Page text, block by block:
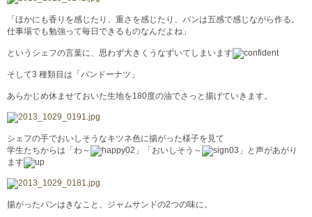
「ほかにも香りを感じたり、重さを感じたり、パンは五感で感じながら作る。
仕事場でも勉強って毎日できるものなんだよね」
というシェフの言葉に、思わず大きくうなずいてしまいます
そして3 種類目は「パンドーナツ」
あらかじめ休ませておいた生地を180度の油でさっと揚げていきます。
シェフの手でおいしそうなキツネ色に揚がった様子を見て
学生たちからは「わ～
」「おいしそう～
」と声があがり
ます
揚がったパンはきなこと、ジャムサンドの2つの味に。